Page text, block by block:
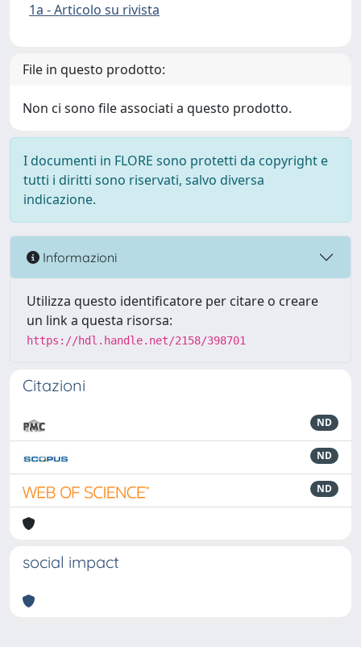
1a - Articolo su rivista
File in questo prodotto:
Non ci sono file associati a questo prodotto.
I documenti in FLORE sono protetti da copyright e
tutti i diritti sono riservati, salvo diversa
indicazione.
Informazioni
Utilizza questo identificatore per citare o creare
un link a questa risorsa:
https://hdl.handle.net/2158/398701
Citazioni
ND
ND
ND
social impact